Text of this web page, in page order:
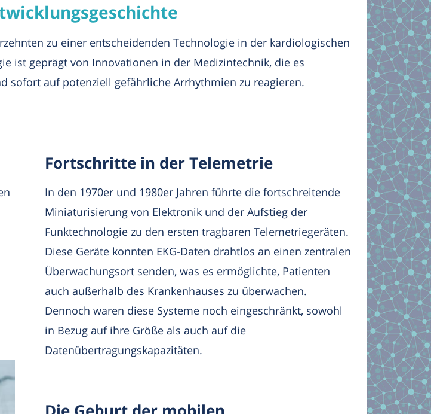
zu einer entscheidenden Technologie in der kardiologischen
ist geprägt von Innovationen in der Medizintechnik, die es
sofort auf potenziell gefährliche Arrhythmien zu reagieren.
Fortschritte in der Telemetrie
In den 1970er und 1980er Jahren führte die fortschreitende
Miniaturisierung von Elektronik und der Aufstieg der
Funktechnologie zu den ersten tragbaren Telemetriegeräten.
Diese Geräte konnten EKG-Daten drahtlos an einen zentralen
Überwachungsort senden, was es ermöglichte, Patienten
auch außerhalb des Krankenhauses zu überwachen.
Dennoch waren diese Systeme noch eingeschränkt, sowohl
in Bezug auf ihre Größe als auch auf die
Datenübertragungskapazitäten.